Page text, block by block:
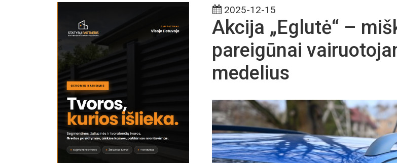
2025-12-15
Akcija „Eglutė“ –
pareigūnai
medelius